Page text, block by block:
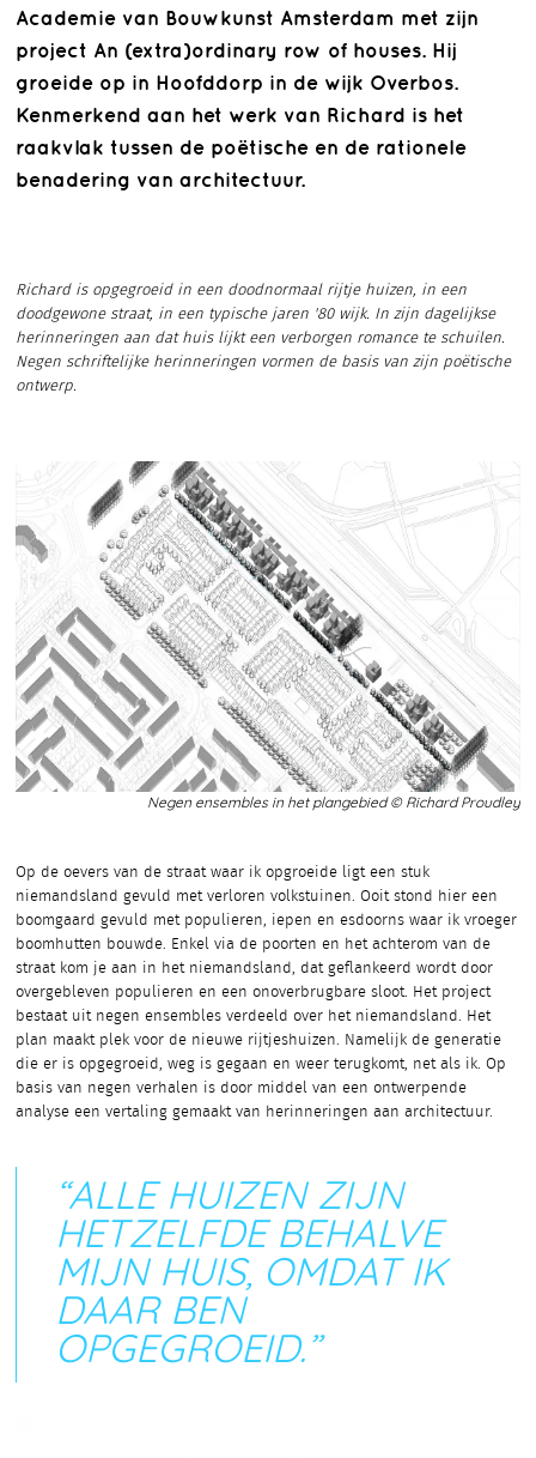
Academie van Bouwkunst Amsterdam met zijn
project An (extra)ordinary row of houses. Hij
groeide op in Hoofddorp in de wijk Overbos.
Kenmerkend aan het werk van Richard is het
raakvlak tussen de poëtische en de rationele
benadering van architectuur.
Richard is opgegroeid in een doodnormaal rijtje huizen, in een
doodgewone straat, in een typische jaren '80 wijk. In zijn dagelijkse
herinneringen aan dat huis lijkt een verborgen romance te schuilen.
Negen schriftelijke herinneringen vormen de basis van zijn poëtische
ontwerp.
Negen ensembles in het plangebied © Richard Proudley
Op de oevers van de straat waar ik opgroeide ligt een stuk
niemandsland gevuld met verloren volkstuinen. Ooit stond hier een
boomgaard gevuld met populieren, iepen en esdoorns waar ik vroeger
boomhutten bouwde. Enkel via de poorten en het achterom van de
straat kom je aan in het niemandsland, dat geflankeerd wordt door
overgebleven populieren en een onoverbrugbare sloot. Het project
bestaat uit negen ensembles verdeeld over het niemandsland. Het
plan maakt plek voor de nieuwe rijtjeshuizen. Namelijk de generatie
die er is opgegroeid, weg is gegaan en weer terugkomt, net als ik. Op
basis van negen verhalen is door middel van een ontwerpende
analyse een vertaling gemaakt van herinneringen aan architectuur.
“ALLE HUIZEN ZIJN
HETZELFDE BEHALVE
MIJN HUIS, OMDAT IK
DAAR BEN
OPGEGROEID.”